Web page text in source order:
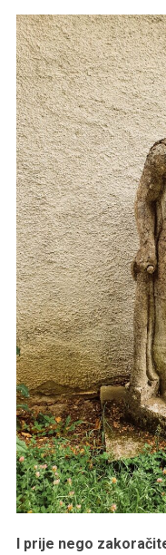
I prije nego